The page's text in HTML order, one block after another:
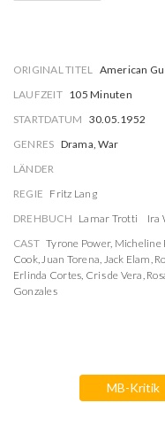
ORIGINAL TITEL American
LAUFZEIT 105 Minuten
STARTDATUM 30.05.1952
GENRES Drama, War
LÄNDER
REGIE Fritz Lang
DREHBUCH Lamar Trotti
Ira
CAST Tyrone Power, Micheline
Cook,Juan Torena, Jack Elam,
Erlinda Cortes, Cris de Vera,
Gonzales
MB-Kritik